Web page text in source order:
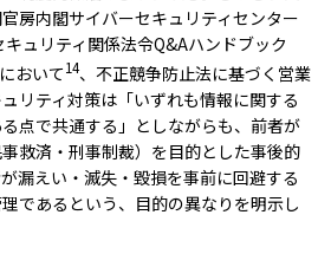
房内閣サイバーセキュリティセンター
キュリティ関係法令Q&Aハンドブック
おいて14、不正競争防止法に基づく営業
リティ対策は「いずれも情報に関する
点で共通する」としながらも、前者が
救済・刑事制裁）を目的とした事後的
漏えい・滅失・毀損を事前に回避する
であるという、目的の異なりを明示し